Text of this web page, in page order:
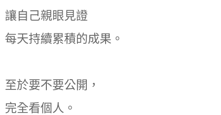
讓自己親眼見證
每天持續累積的成果。
至於要不要公開，
完全看個人。